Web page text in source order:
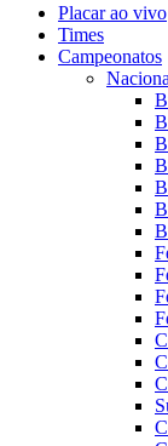
Placar ao vivo
Times
Campeonatos